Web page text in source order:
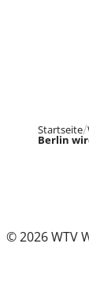
Startseite
Berlin
© 2026 WTV